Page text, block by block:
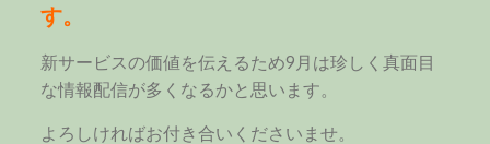
す。
新サービスの価値を伝えるため9月は珍しく真面目
な情報配信が多くなるかと思います。
よろしければお付き合いくださいませ。